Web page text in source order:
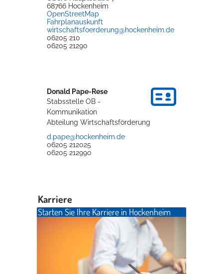
Rathaus
Die Stadthalle Hockenheim bietet den perfekten Standort für Events
Spaß unter prickelnden Wasserfällen, das rauschende Meer im
68766 Hockenheim
OpenStreetMap
Fahrplanauskunft
wirtschaftsfoerderung@hockenheim.de
06205 210
06205 21290
Donald Pape-Rese
Stabsstelle OB -
Kommunikation
Abteilung Wirtschaftsförderung
d.pape@hockenheim.de
06205 212025
06205 212990
Karriere
Starten Sie Ihre Karriere in Hockenheim